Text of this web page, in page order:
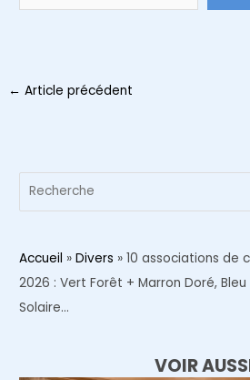
Navigation
← Article précédent
Accueil » Divers » 10 associations de
2026 : Vert Forêt + Marron Doré,
Solaire…
VOIR